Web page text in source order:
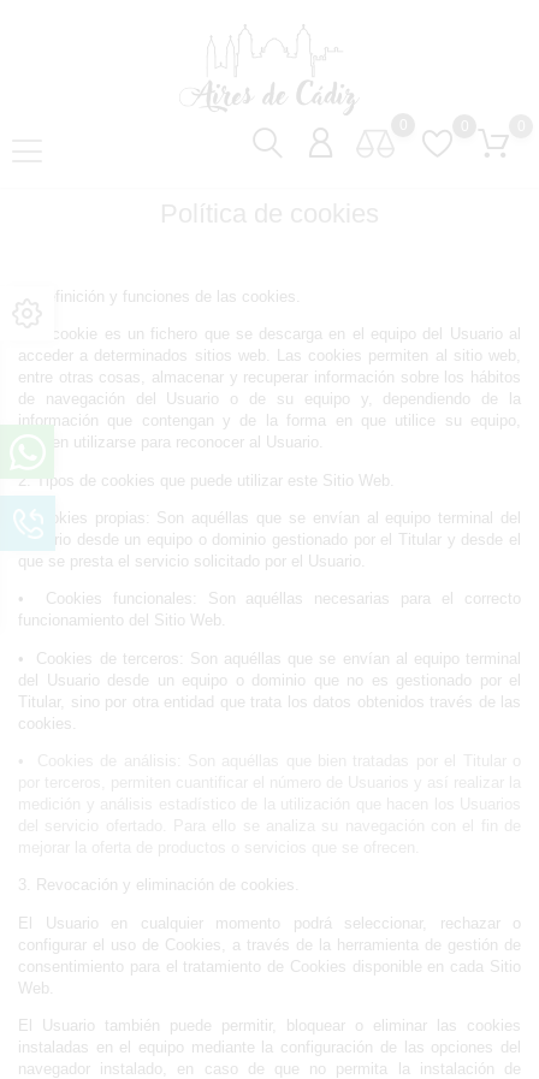
1. Definición y funciones de las cookies.
Una cookie es un fichero que se descarga en el equipo del Usuario al
acceder a determinados sitios web. Las cookies permiten al sitio web,
entre otras cosas, almacenar y recuperar información sobre los hábitos
de navegación del Usuario o de su equipo y, dependiendo de la
información que contengan y de la forma en que utilice su equipo,
pueden utilizarse para reconocer al Usuario.
2. Tipos de cookies que puede utilizar este Sitio Web.
• Cookies propias: Son aquéllas que se envían al equipo terminal del
Usuario desde un equipo o dominio gestionado por el Titular y desde el
que se presta el servicio solicitado por el Usuario.
•  Cookies funcionales: Son aquéllas necesarias para el correcto
funcionamiento del Sitio Web.
•  Cookies de terceros: Son aquéllas que se envían al equipo terminal
del Usuario desde un equipo o dominio que no es gestionado por el
Titular, sino por otra entidad que trata los datos obtenidos través de las
cookies.
3. Revocación y eliminación de cookies.
El Usuario en cualquier momento podrá seleccionar, rechazar o
configurar el uso de Cookies, a través de la herramienta de gestión de
consentimiento para el tratamiento de Cookies disponible en cada Sitio
Web.
El Usuario también puede permitir, bloquear o eliminar las cookies
instaladas en el equipo mediante la configuración de las opciones del
navegador instalado, en caso de que no permita la instalación de